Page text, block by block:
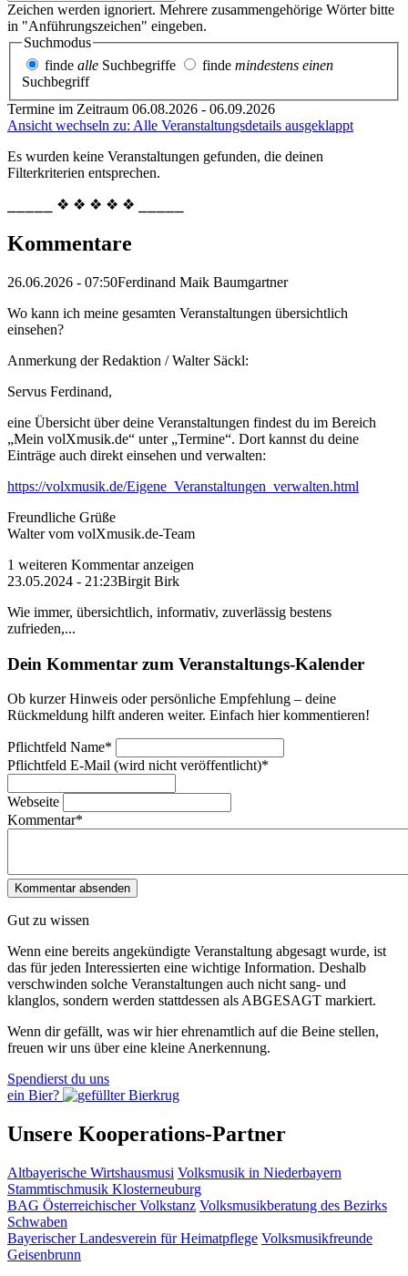
Zeichen werden ignoriert. Mehrere zusammengehörige Wörter bitte
in "Anführungszeichen" eingeben.
Suchmodus
finde alle Suchbegriffe finde mindestens einen
Suchbegriff
Termine im Zeitraum 06.08.2026 - 06.09.2026
Ansicht wechseln zu: Alle Veranstaltungsdetails ausgeklappt
Es wurden keine Veranstaltungen gefunden, die deinen
Filterkriterien entsprechen.
⎯⎯⎯⎯⎯ ❖ ❖ ❖ ❖ ❖ ⎯⎯⎯⎯⎯
Kommentare
26.06.2026 - 07:50Ferdinand Maik Baumgartner
Wo kann ich meine gesamten Veranstaltungen übersichtlich
einsehen?
Anmerkung der Redaktion /Walter Säckl:
Servus Ferdinand,
eine Übersicht über deine Veranstaltungen findest du im Bereich
„Mein volXmusik.de“ unter „Termine“. Dort kannst du deine
Einträge auch direkt einsehen und verwalten:
https://volxmusik.de/Eigene_Veranstaltungen_verwalten.html
Freundliche Grüße
Walter vom volXmusik.de-Team
1 weiteren Kommentar anzeigen
23.05.2024 - 21:23Birgit Birk
Wie immer, übersichtlich, informativ, zuverlässig bestens
zufrieden,...
Dein Kommentar zum Veranstaltungs-Kalender
Ob kurzer Hinweis oder persönliche Empfehlung – deine
Rückmeldung hilft anderen weiter. Einfach hier kommentieren!
Pflichtfeld Name*
Pflichtfeld E-Mail (wird nicht veröffentlicht)*
Webseite
Kommentar*
Gut zu wissen
Wenn eine bereits ange­kündigte Veranstaltung abgesagt wurde, ist
das für jeden Interessierten eine wichtige Information. Deshalb
verschwinden solche Veran­staltungen auch nicht sang- und
klanglos, sondern werden statt­dessen alsABGESAGT markiert.
Wenn dir gefällt, was wir hier ehrenamtlich auf die Beine stellen,
freuen wir uns über eine kleine Anerkennung.
Spendierst du uns
ein Bier?
Unsere Kooperations-Partner
Altbayerische Wirtshausmusi Volksmusik in Niederbayern
Stammtischmusik Klosterneuburg
BAG Österreichischer Volkstanz Volksmusikberatung des Bezirks
Schwaben
Bayerischer Landesverein für Heimatpflege Volksmusikfreunde
Geisenbrunn